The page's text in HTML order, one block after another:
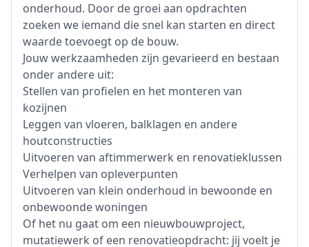
onderhoud. Door de groei aan opdrachten
zoeken we iemand die snel kan starten en direct
waarde toevoegt op de bouw.
Jouw werkzaamheden zijn gevarieerd en bestaan
onder andere uit:
Stellen van profielen en het monteren van
kozijnen
Leggen van vloeren, balklagen en andere
houtconstructies
Uitvoeren van aftimmerwerk en renovatieklussen
Verhelpen van opleverpunten
Uitvoeren van klein onderhoud in bewoonde en
onbewoonde woningen
Of het nu gaat om een nieuwbouwproject,
mutatiewerk of een renovatieopdracht: jij voelt je